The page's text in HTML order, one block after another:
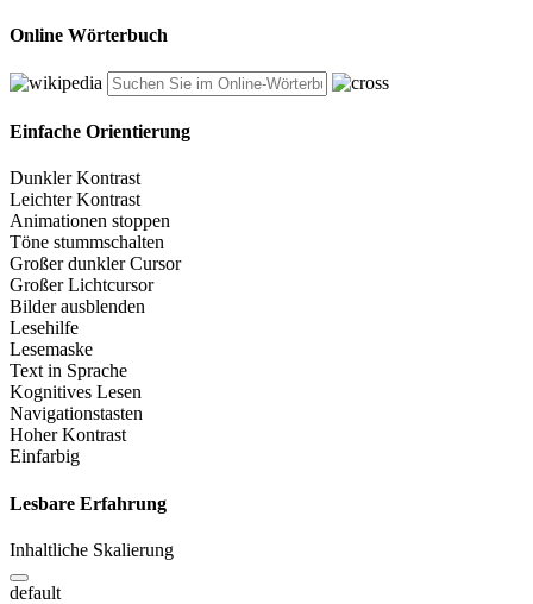
Online Wörterbuch
Einfache Orientierung
Dunkler Kontrast
Leichter Kontrast
Animationen stoppen
Töne stummschalten
Großer dunkler Cursor
Großer Lichtcursor
Bilder ausblenden
Lesehilfe
Lesemaske
Text in Sprache
Kognitives Lesen
Navigationstasten
Hoher Kontrast
Einfarbig
Lesbare Erfahrung
Inhaltliche Skalierung
default